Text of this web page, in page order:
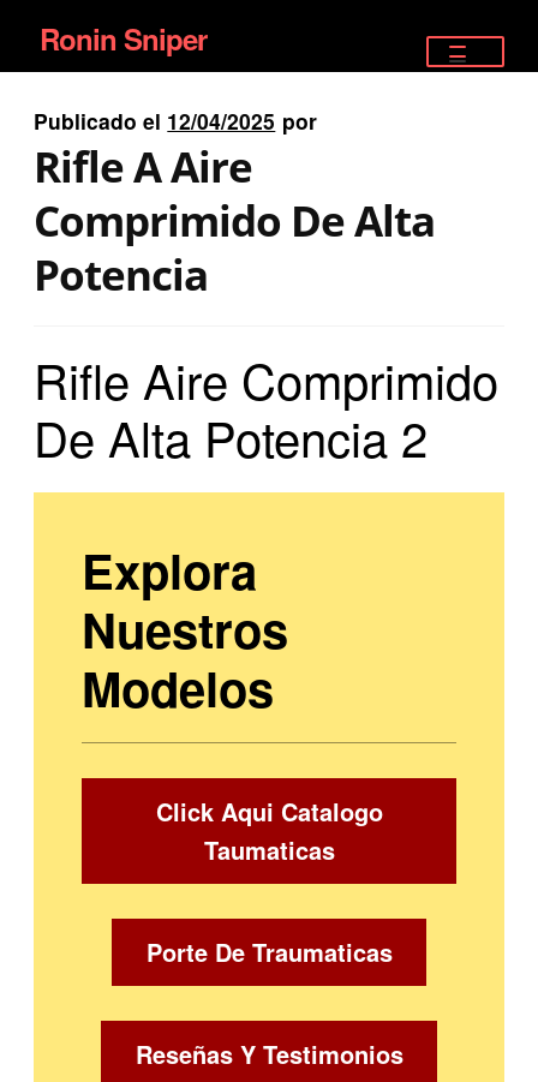
Ir
a
la
navegación
Ir
al
contenido
Ronin Sniper
EQUIPAMIENTO ÉLITE
RIFLES DEPORTIVOS
Publicado el 12/04/2025 por
Rifle A Aire
Comprimido De Alta
Potencia
Rifle Aire Comprimido
De Alta Potencia 2
Explora
Nuestros
Modelos
Click Aqui Catalogo
Taumaticas
Porte De Traumaticas
Reseñas Y Testimonios